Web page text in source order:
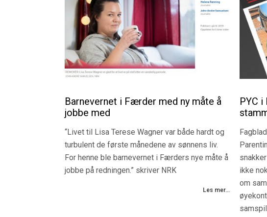
Les mer...
Barnevernet i Færder med ny måte å
jobbe med
“Livet til Lisa Terese Wagner var både hardt og
turbulent de første månedene av sønnens liv.
For henne ble barnevernet i Færders nye måte å
jobbe på redningen.” skriver NRK
Les mer...
PYC
ikke
om